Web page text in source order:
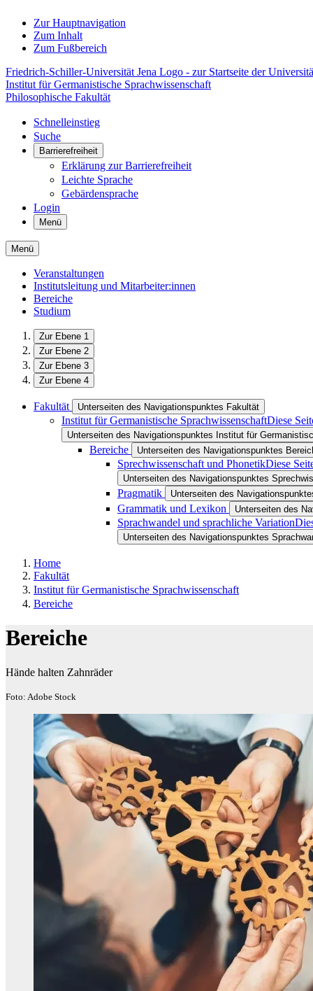
Zur Hauptnavigation
Zum Inhalt
Zum Fußbereich
Friedrich-Schiller-Universität Jena Logo - zur Startseite der
Institut für Germanistische Sprachwissenschaft
Philosophische Fakultät
Schnelleinstieg
Suche
Barrierefreiheit
Erklärung zur Barrierefreiheit
Leichte Sprache
Gebärdensprache
Login
Menü
Menü
Veranstaltungen
Institutsleitung und Mitarbeiter:innen
Bereiche
Studium
Zur Ebene 1
Zur Ebene 2
Zur Ebene 3
Zur Ebene 4
Fakultät Unterseiten des Navigationspunktes Fakultät
Institut für Germanistische SprachwissenschaftDiese
Unterseiten des Navigationspunktes Institut für
Bereiche Unterseiten des Navigationspunktes
Sprechwissenschaft und PhonetikDiese
Unterseiten des Navigationspunktes
Pragmatik Unterseiten des
Grammatik und Lexikon Unterseiten des
Sprachwandel und sprachliche Variation
Unterseiten des Navigationspunktes
Home
Fakultät
Institut für Germanistische Sprachwissenschaft
Bereiche
Bereiche
Hände halten Zahnräder
Foto: Adobe Stock